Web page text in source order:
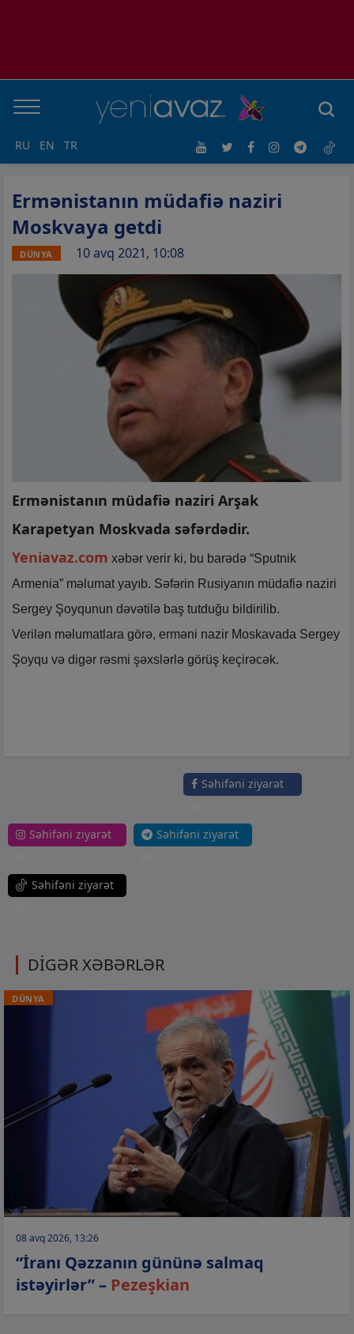
RU EN TR
Ermənistanın müdafiə naziri
Moskvaya getdi
DÜNYA 10 avq 2021, 10:08
Ermənistanın müdafiə naziri Arşak
Karapetyan Moskvada səfərdədir.
Yeniavaz.com xəbər verir ki, bu barədə “Sputnik
Armenia” məlumat yayıb. Səfərin Rusiyanın müdafiə naziri
Sergey Şoyqunun dəvətilə baş tutduğu bildirilib.
Verilən məlumatlara görə, erməni nazir Moskavada Sergey
Şoyqu və digər rəsmi şəxslərlə görüş keçirəcək.
Səhifəni ziyarət
Səhifəni ziyarət
Səhifəni ziyarət
Səhifəni ziyarət
DİGƏR XƏBƏRLƏR
DÜNYA
08 avq 2026, 13:26
“İranı Qəzzanın gününə salmaq
istəyirlər” – Pezeşkian